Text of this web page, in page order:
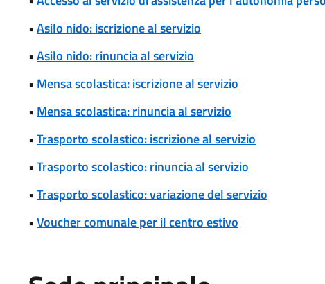
•Asilo nido: iscrizione al servizio
•Asilo nido: rinuncia al servizio
• Mensa scolastica: iscrizione al servizio
• Mensa scolastica: rinuncia al servizio
•Trasporto scolastico: iscrizione al servizio
•Trasporto scolastico: rinuncia al servizio
•Trasporto scolastico: variazione del servizio
•Voucher comunale per il centro estivo